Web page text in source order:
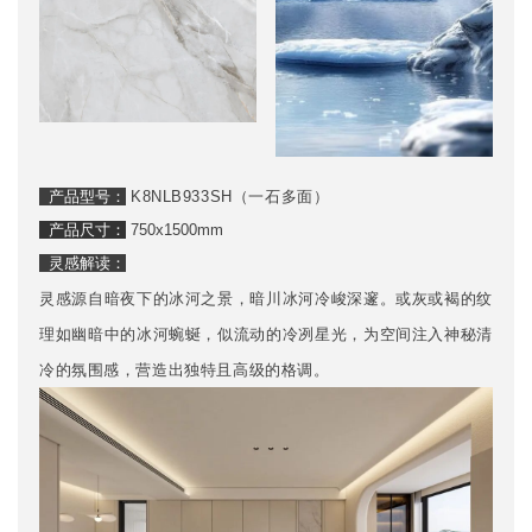
产品型号：
K8NLB933SH（一石多面）
产品尺寸： 750x1500mm
灵感解读：
灵感源自暗夜下的冰河之景，暗川冰河冷峻深邃。或灰或褐的纹
理如幽暗中的冰河蜿蜒，似流动的冷冽星光，为空间注入神秘清
冷的氛围感，营造出独特且高级的格调。